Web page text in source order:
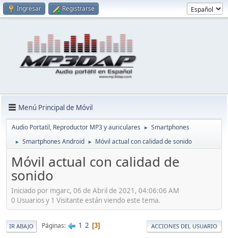
Ingresar Registrarse
Menú Principal de Móvil
Audio Portatil, Reproductor MP3 y auriculares ► Smartphones
► Smartphones Android ► Móvil actual con calidad de sonido
Móvil actual con calidad de
sonido
Iniciado por mgarc, 06 de Abril de 2021, 04:06:06 AM
0 Usuarios y 1 Visitante están viendo este tema.
IR ABAJO Páginas 1 2 3 ACCIONES DEL USUARIO